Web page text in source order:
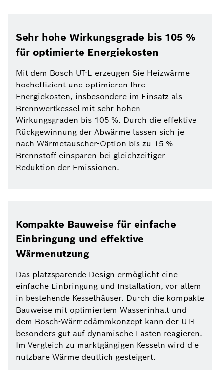
Sehr hohe Wirkungsgrade bis 105 %
für optimierte Energiekosten
Mit dem Bosch UT-L erzeugen Sie Heizwärme
hocheffizient und optimieren Ihre
Energiekosten, insbesondere im Einsatz als
Brennwertkessel mit sehr hohen
Wirkungsgraden bis 105 %. Durch die effektive
Rückgewinnung der Abwärme lassen sich je
nach Wärmetauscher-Option bis zu 15 %
Brennstoff einsparen bei gleichzeitiger
Reduktion der Emissionen.
Kompakte Bauweise für einfache
Einbringung und effektive
Wärmenutzung
Das platzsparende Design ermöglicht eine
einfache Einbringung und Installation, vor allem
in bestehende Kesselhäuser. Durch die kompakte
Bauweise mit optimiertem Wasserinhalt und
dem Bosch-Wärmedämmkonzept kann der UT-L
besonders gut auf dynamische Lasten reagieren.
Im Vergleich zu marktgängigen Kesseln wird die
nutzbare Wärme deutlich gesteigert.